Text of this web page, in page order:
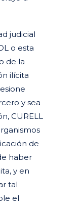
judicial
o esta
de la
ilícita
y sea
CURELL
de
haber
y en
tal
el